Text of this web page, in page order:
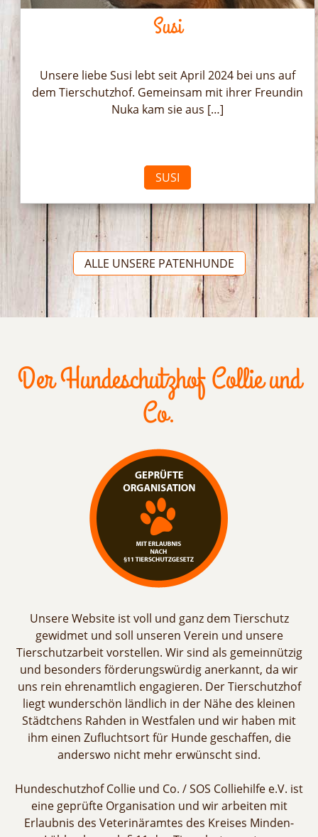
Susi
Unsere liebe Susi lebt seit April 2024 bei uns auf
dem Tierschutzhof. Gemeinsam mit ihrer Freundin
Nuka kam sie aus […]
SUSI
ALLE UNSERE PATENHUNDE
Der Hundeschutzhof Collie und
Co.
Unsere Website ist voll und ganz dem Tierschutz
gewidmet und soll unseren Verein und unsere
Tierschutzarbeit vorstellen. Wir sind als gemeinnützig
und besonders förderungswürdig anerkannt, da wir
uns rein ehrenamtlich engagieren. Der Tierschutzhof
liegt wunderschön ländlich in der Nähe des kleinen
Städtchens Rahden in Westfalen und wir haben mit
ihm einen Zufluchtsort für Hunde geschaffen, die
anderswo nicht mehr erwünscht sind.
Hundeschutzhof Collie und Co. / SOS Colliehilfe e.V. ist
eine geprüfte Organisation und wir arbeiten mit
Erlaubnis des Veterinäramtes des Kreises Minden-